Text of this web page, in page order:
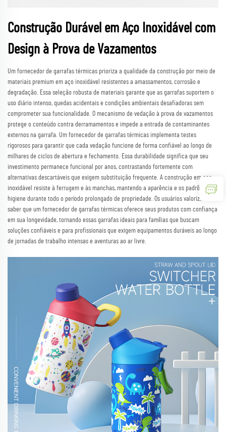
Construção Durável em Aço Inoxidável com
Design à Prova de Vazamentos
Um fornecedor de garrafas térmicas prioriza a qualidade da construção por meio de
materiais premium em aço inoxidável resistentes a amassamentos, corrosão e
degradação. Essa seleção robusta de materiais garante que as garrafas suportem o
uso diário intenso, quedas acidentais e condições ambientais desafiadoras sem
comprometer sua funcionalidade. O mecanismo de vedação à prova de vazamentos
protege o conteúdo contra derramamentos e impede a entrada de contaminantes
externos na garrafa. Um fornecedor de garrafas térmicas implementa testes
rigorosos para garantir que cada vedação funcione de forma confiável ao longo de
milhares de ciclos de abertura e fechamento. Essa durabilidade significa que seu
investimento permanece funcional por anos, contrastando fortemente com
alternativas descartáveis que exigem substituição frequente. A construção em aço
inoxidável resiste à ferrugem e às manchas, mantendo a aparência e os padrões de
higiene durante todo o período prolongado de propriedade. Os usuários valorizam
saber que um fornecedor de garrafas térmicas oferece seus produtos com confiança
em sua longevidade, tornando essas garrafas ideais para famílias que buscam
soluções confiáveis e para profissionais que exigem equipamentos duráveis ao longo
de jornadas de trabalho intensas e aventuras ao ar livre.